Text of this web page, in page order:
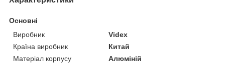
Основні
Виробник
Videx
Країна виробник
Китай
Матеріал корпусу
Алюміній